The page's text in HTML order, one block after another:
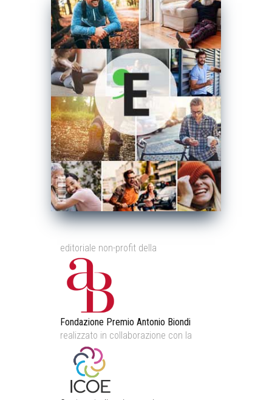
editoriale non-profit della
Fondazione Premio Antonio Biondi
realizzato in collaborazione con la